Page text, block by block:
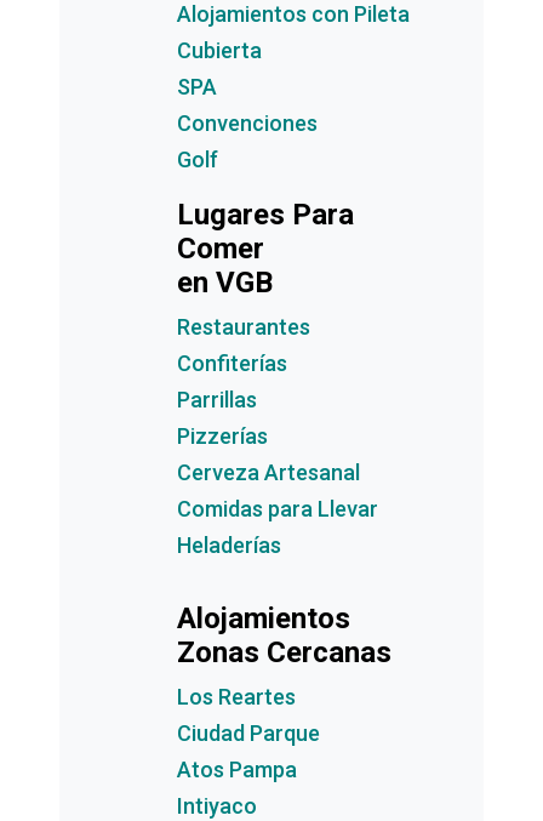
Alojamientos con Pileta
Cubierta
SPA
Convenciones
Golf
Lugares Para
Comer
en VGB
Restaurantes
Confiterías
Parrillas
Pizzerías
Cerveza Artesanal
Comidas para Llevar
Heladerías
Alojamientos
Zonas Cercanas
Los Reartes
Ciudad Parque
Atos Pampa
Intiyaco